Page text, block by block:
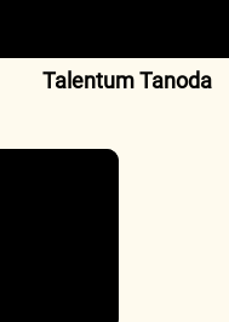
Talentum Tanoda